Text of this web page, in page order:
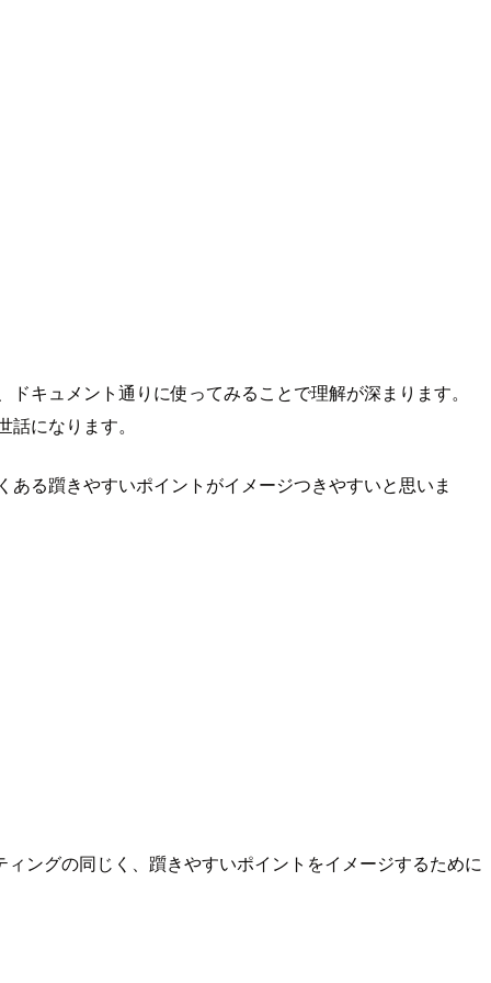
キュメント通りに使ってみることで理解が深まります。
になります。
る躓きやすいポイントがイメージつきやすいと思いま
ングの同じく、躓きやすいポイントをイメージするために